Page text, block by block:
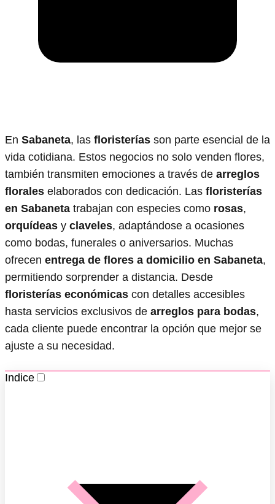
En Sabaneta, las floristerías son parte esencial de la
vida cotidiana. Estos negocios no solo venden flores,
también transmiten emociones a través de arreglos
florales elaborados con dedicación. Las floristerías
en Sabaneta trabajan con especies como rosas,
orquídeas y claveles, adaptándose a ocasiones
como bodas, funerales o aniversarios. Muchas
ofrecen entrega de flores a domicilio en Sabaneta,
permitiendo sorprender a distancia. Desde
floristerías económicas con detalles accesibles
hasta servicios exclusivos de arreglos para bodas,
cada cliente puede encontrar la opción que mejor se
ajuste a su necesidad.
Indice